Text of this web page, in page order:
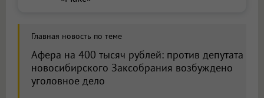
Главная новость по теме
Афера на 400 тысяч рублей: против депутата
новосибирского Заксобрания возбуждено
уголовное дело